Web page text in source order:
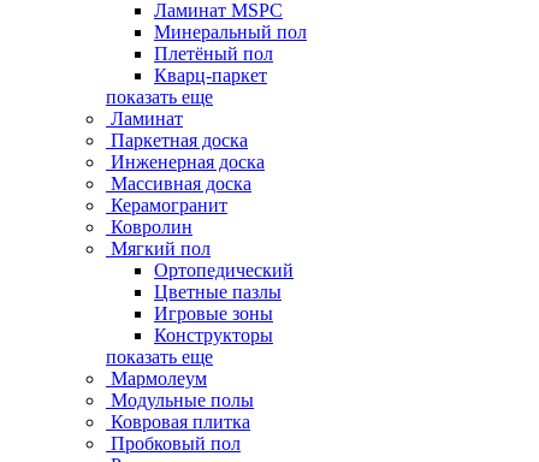
Ламинат MSPC
Минеральный пол
Плетёный пол
Кварц-паркет
показать еще
Ламинат
Паркетная доска
Инженерная доска
Массивная доска
Керамогранит
Ковролин
Мягкий пол
Ортопедический
Цветные пазлы
Игровые зоны
Конструкторы
показать еще
Мармолеум
Модульные полы
Ковровая плитка
Пробковый пол